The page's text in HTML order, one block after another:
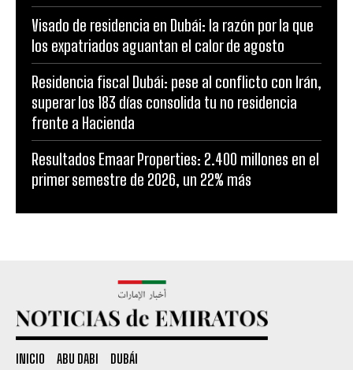
Visado de residencia en Dubái: la razón por la que
los expatriados aguantan el calor de agosto
Residencia fiscal Dubái: pese al conflicto con Irán,
superar los 183 días consolida tu no residencia
frente a Hacienda
Resultados Emaar Properties: 2.400 millones en el
primer semestre de 2026, un 22% más
INICIO ABU DABI DUBÁI